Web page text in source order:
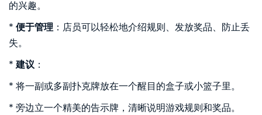
的兴趣。
* 便于管理：店员可以轻松地介绍规则、发放奖品、防止丢
失。
*建议：
* 将一副或多副扑克牌放在一个醒目的盒子或小篮子里。
* 旁边立一个精美的告示牌，清晰说明游戏规则和奖品。